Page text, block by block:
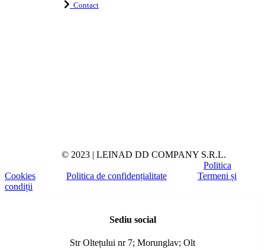
Contact
© 2023 | LEINAD DD COMPANY S.R.L.
Politica
Cookies
Politica de confidențialitate
Termeni și
condiții
Sediu social
Str Oltețului nr 7; Morunglav; Olt